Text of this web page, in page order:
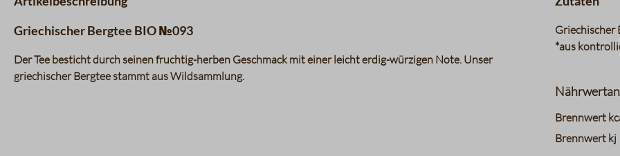
Griechischer Bergtee BIO №093
Der Tee besticht durch seinen fruchtig-herben Geschmack mit einer leicht erdig-würzigen Note. Unser
griechischer Bergtee stammt aus Wildsammlung.
Griechischer
*aus
Brennwert
Brennwert kj